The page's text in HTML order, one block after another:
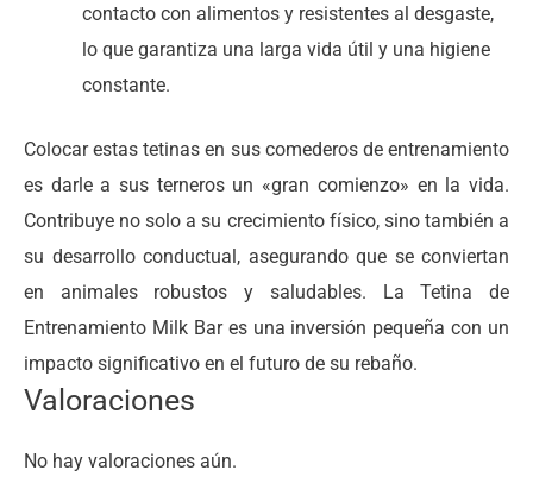
contacto con alimentos y resistentes al desgaste,
lo que garantiza una larga vida útil y una higiene
constante.
Colocar estas tetinas en sus comederos de entrenamiento
es darle a sus terneros un «gran comienzo» en la vida.
Contribuye no solo a su crecimiento físico, sino también a
su desarrollo conductual, asegurando que se conviertan
en animales robustos y saludables. La Tetina de
Entrenamiento Milk Bar es una inversión pequeña con un
impacto significativo en el futuro de su rebaño.
Valoraciones
No hay valoraciones aún.